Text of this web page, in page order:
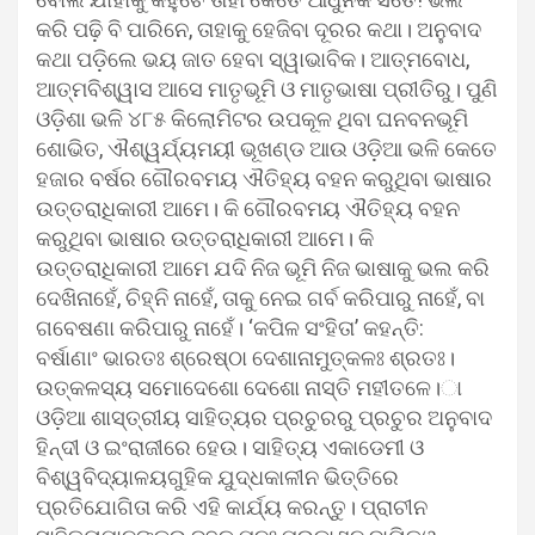
କରି ପଢ଼ି ବି ପାରିନେ, ତାହାକୁ ହେଜିବା ଦୂରର କଥା। ଅନୁବାଦ
କଥା ପଡ଼ିଲେ ଭୟ ଜାତ ହେବା ସ୍ୱାଭାବିକ। ଆତ୍ମବୋଧ,
ଆତ୍ମବିଶ୍ୱାସ ଆସେ ମାତୃଭୂମି ଓ ମାତୃଭାଷା ପ୍ରୀତିରୁ। ପୁଣି
ଓଡ଼ିଶା ଭଳି ୪୮୫ କିଲୋମିଟର ଉପକୂଳ ଥିବା ଘନବନଭୂମି
ଶୋଭିତ, ଐଶ୍ୱର୍ଯ୍ୟମୟୀ ଭୂଖଣ୍ଡ ଆଉ ଓଡ଼ିଆ ଭଳି କେତେ
ହଜାର ବର୍ଷର ଗୌରବମୟ ଐତିହ୍ୟ ବହନ କରୁଥିବା ଭାଷାର
ଉତ୍ତରାଧିକାରୀ ଆମେ। କି ଗୌରବମୟ ଐତିହ୍ୟ ବହନ
କରୁଥିବା ଭାଷାର ଉତ୍ତରାଧିକାରୀ ଆମେ। କି
ଉତ୍ତରାଧିକାରୀ ଆମେ ଯଦି ନିଜ ଭୂମି ନିଜ ଭାଷାକୁ ଭଲ କରି
ଦେଖିନାହେଁ, ଚିହ୍ନି ନାହେଁ, ତାକୁ ନେଇ ଗର୍ବ କରିପାରୁ ନାହେଁ, ବା
ଗବେଷଣା କରିପାରୁ ନାହେଁ। ‘କପିଳ ସଂହିତା’ କହନ୍ତି:
ବର୍ଷାଣାଂ ଭାରତଃ ଶ୍ରେଷ୍ଠା ଦେଶାନାମୁତ୍କଳଃ ଶ୍ରତଃ।
ଉତ୍କଳସ୍ୟ ସମୋଦେଶୋ ଦେଶୋ ନାସ୍ତି ମହୀତଳେ।ା
ଓଡ଼ିଆ ଶାସ୍ତ୍ରୀୟ ସାହିତ୍ୟର ପ୍ରଚୁରରୁ ପ୍ରଚୁର ଅନୁବାଦ
ହିନ୍ଦୀ ଓ ଇଂରାଜୀରେ ହେଉ। ସାହିତ୍ୟ ଏକାଡେମୀ ଓ
ବିଶ୍ୱବିଦ୍ୟାଳୟଗୁହିକ ଯୁଦ୍ଧକାଳୀନ ଭିତ୍ତିରେ
ପ୍ରତିଯୋଗିତା କରି ଏହି କାର୍ଯ୍ୟ କରନ୍ତୁ। ପ୍ରାଚୀନ